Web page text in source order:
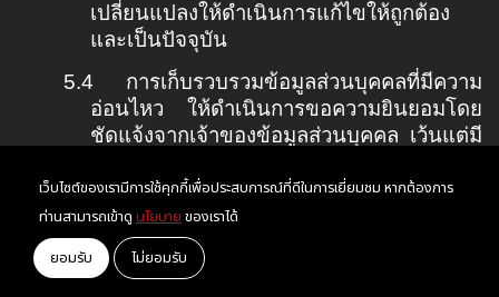
เปลี่ยนแปลงให้ดำเนินการแก้ไขให้ถูกต้อง
และเป็นปัจจุบัน
5.4
การเก็บรวบรวมข้อมูลส่วนบุคคลที่มีความ
อ่อนไหว ให้ดำเนินการขอความยินยอมโดย
ชัดแจ้งจากเจ้าของข้อมูลส่วนบุคคล เว้นแต่มี
อนุมัติจากผู้มีอำนาจอนุมัติทุกครั้งก่อนทำการ
เก็บรวบรวมข้อมูลส่วนบุคคลที่มีความอ่อน
ไหว
5.5
การเก็บรวบรวมข้อมูลส่วนบุคคลจากแหล่ง
เว็บไซต์ของเรามีการใช้คุกกี้เพื่อประสบการณ์ที่ดีในการเยี่ยมชม หากต้องการ
ท่านสามารถเข้าดู นโยบายของเราได้
ยอมรับ
ไม่ยอมรับ